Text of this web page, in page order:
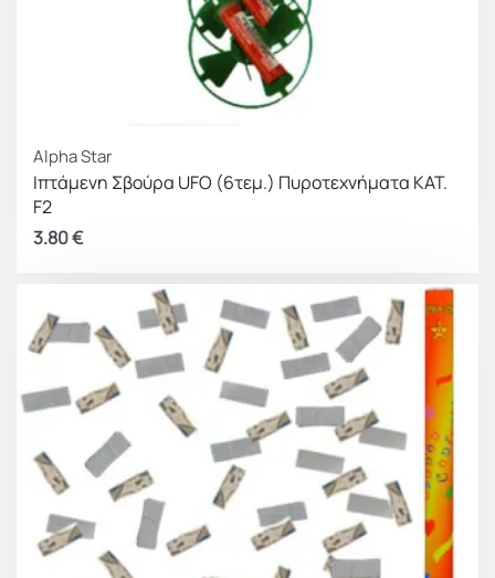
Alpha Star
Ιπτάμενη Σβούρα UFO (6τεμ.) Πυροτεχνήματα ΚΑΤ.
F2
3.80€